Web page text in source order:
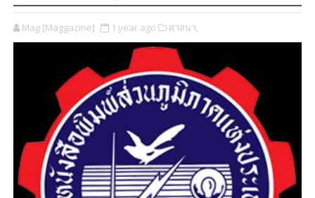
Mag [Maggazine] 1 year ago ศาสนา,